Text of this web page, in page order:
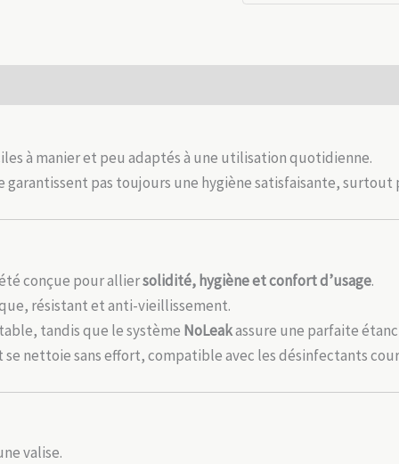
et
à manier et peu adaptés à une utilisation quotidienne.
pas toujours une hygiène satisfaisante, surtout
conçue pour alliersolidité, hygiène et confort d’usage.
résistant et anti-vieillissement.
tandis que le système NoLeakassure une parfaite
nettoie sans effort, compatible avec les désinfectants
valise.